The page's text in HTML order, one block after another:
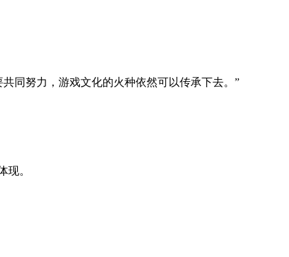
同努力，游戏文化的火种依然可以传承下去。”
现。